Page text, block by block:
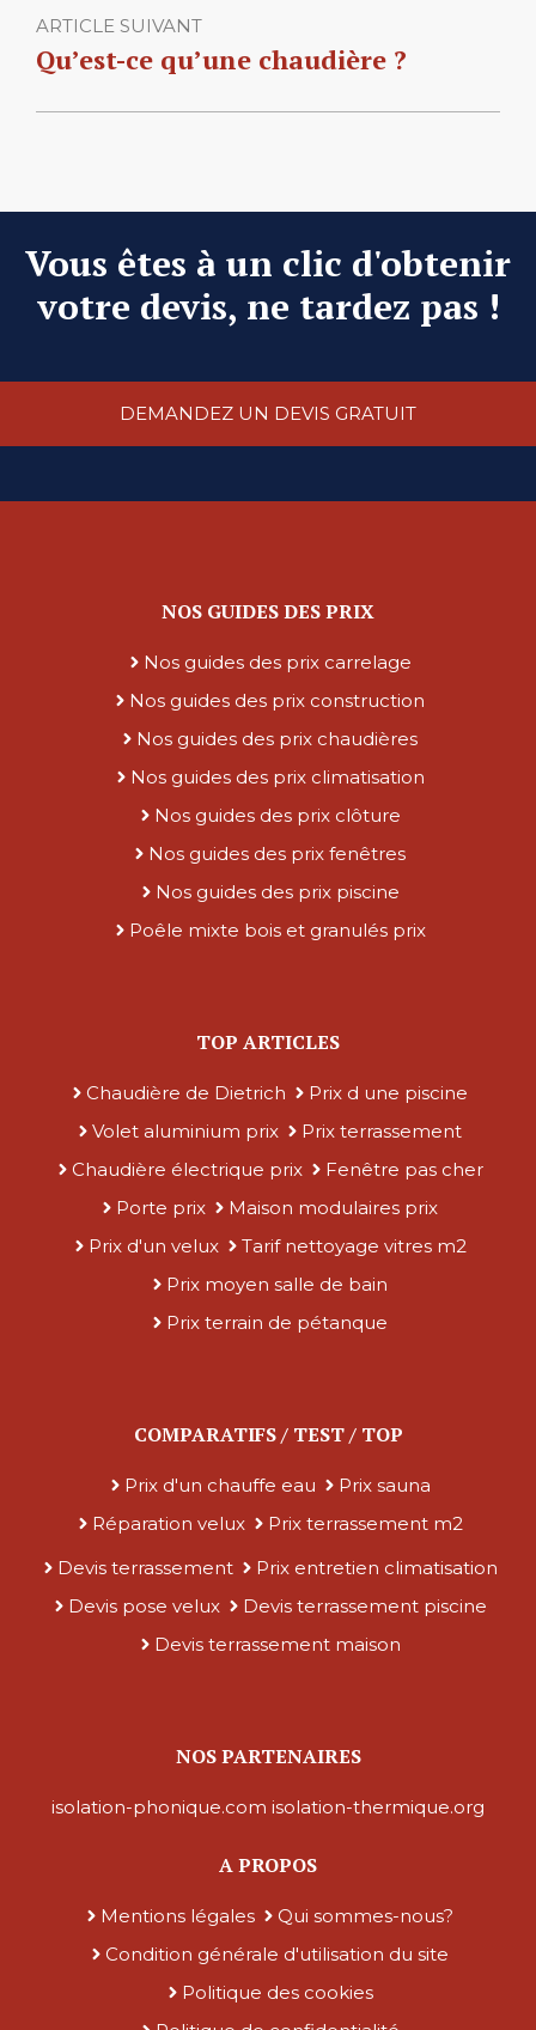
ARTICLE SUIVANT
Qu’est-ce qu’une chaudière ?
Vous êtes à un clic d'obtenir
votre devis, ne tardez pas !
DEMANDEZ UN DEVIS GRATUIT
NOS GUIDES DES PRIX
Nos guides des prix carrelage
Nos guides des prix construction
Nos guides des prix chaudières
Nos guides des prix climatisation
Nos guides des prix clôture
Nos guides des prix fenêtres
Nos guides des prix piscine
Poêle mixte bois et granulés prix
TOP ARTICLES
Chaudière de Dietrich
Prix d une piscine
Volet aluminium prix
Prix terrassement
Chaudière électrique prix
Fenêtre pas cher
Porte prix
Maison modulaires prix
Prix d'un velux
Tarif nettoyage vitres m2
Prix moyen salle de bain
Prix terrain de pétanque
COMPARATIFS / TEST / TOP
Prix d'un chauffe eau
Prix sauna
Réparation velux
Prix terrassement m2
Devis terrassement
Prix entretien climatisation
Devis pose velux
Devis terrassement piscine
Devis terrassement maison
NOS PARTENAIRES
isolation-phonique.com isolation-thermique.org
A PROPOS
Mentions légales
Qui sommes-nous?
Condition générale d'utilisation du site
Politique des cookies